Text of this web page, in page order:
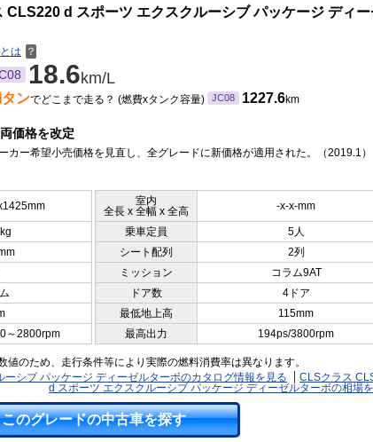
CLS220 d スポーツ エクスクルーシブ パッケージ ディー
は ？
18.6km/L
ンでどこまで走る？ (燃費xタンク容量) JC08 1227.6km
価格を改定
カー希望小売価格を見直し、全グレードに新価格が適用された。（2019.1）
室内
全長 x 全幅 x 全高
-x-x-mm
乗車定員
5人
シート配列
2列
ミッション
コラム9AT
ドア数
4ドア
最低地上高
115mm
～2800rpm 最高出力 194ps/3800rpm
のため、走行条件等により実際の燃料消費率は異なります。
シブ パッケージ ディーゼルターボのカタログ情報を見る
CLSクラス
d スポーツ エクスクルーシブ パッケージ ディーゼルターボの相場
このグレードの中古車を探す